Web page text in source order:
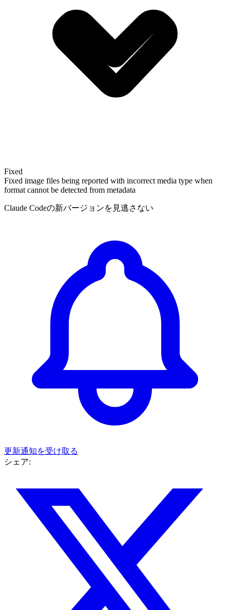
Fixed
Fixed image files being reported with incorrect media type when
format cannot be detected from metadata
Claude Codeの新バージョンを見逃さない
更新通知を受け取る
シェア: